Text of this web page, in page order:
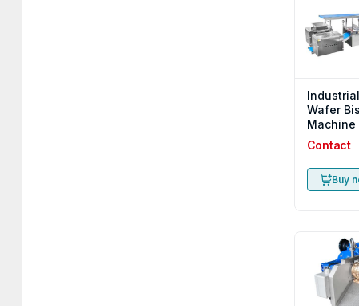
Wafer
Machine
Contact
Buy